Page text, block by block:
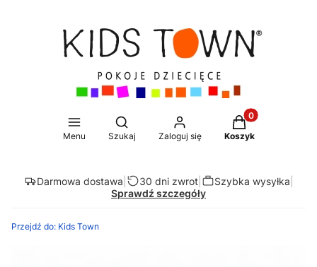
Menu
Otwórz wyszukiwarkę
Szukaj Zaloguj się
Produkty w
Koszyk
Darmowa dostawa 30 dni zwrot| Szybka wysyłka
Sprawdź szczegóły
Przejdź do: Kids Town